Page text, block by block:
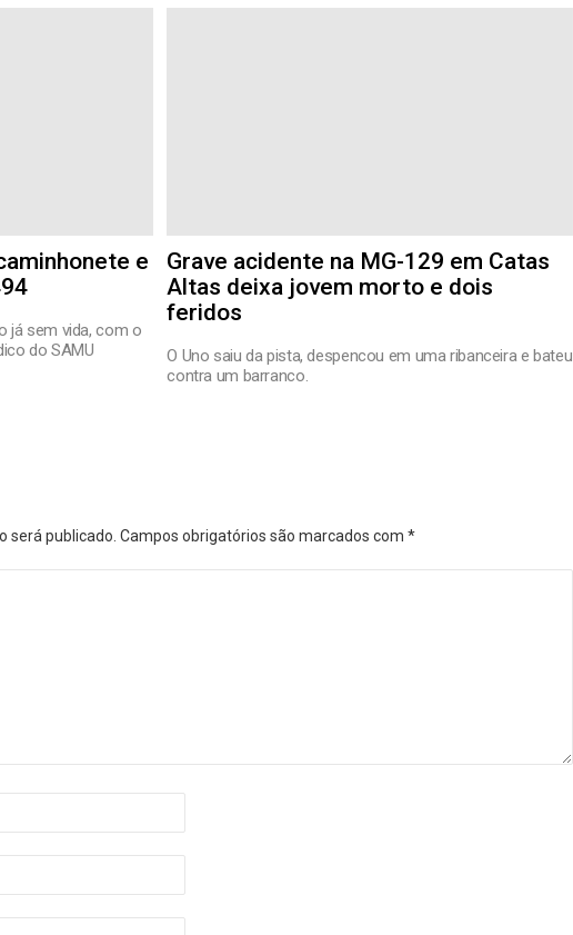
e
já sem vida, com o
do SAMU
Grave acidente na MG-129 em Catas
Altas deixa jovem morto e dois
feridos
O Uno saiu da pista, despencou em uma ribanceira e bateu
contra um barranco.
será publicado. Campos obrigatórios são marcados com *